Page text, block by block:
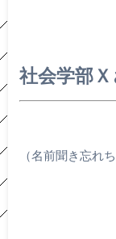
社会学部Ｘ
（名前聞き忘れ